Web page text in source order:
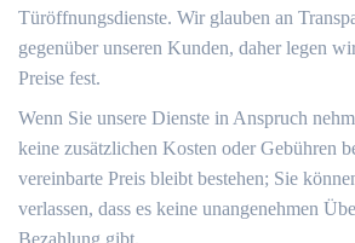
Türöffnungsdienste.​ Wir glauben an
gegenüber unseren Kunden, daher legen
Preise fest.​
Wenn Sie unsere Dienste in Anspruch
keine zusätzlichen Kosten oder Gebühren
vereinbarte Preis bleibt bestehen; Sie
verlassen, dass es keine unangenehmen
Bezahlung gibt.​